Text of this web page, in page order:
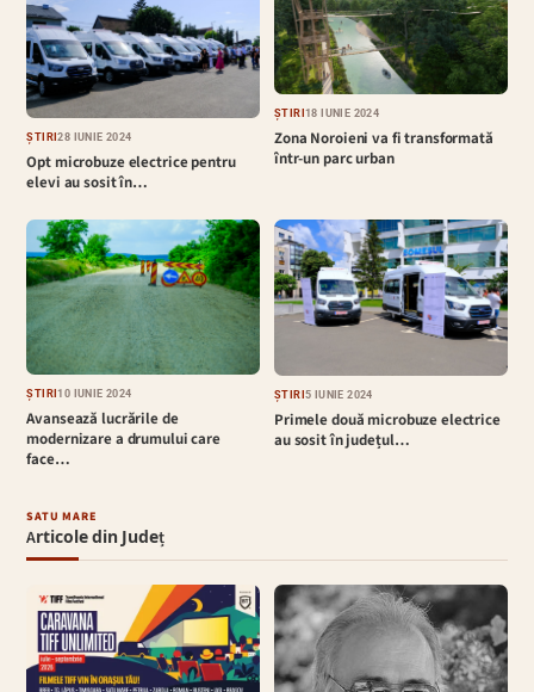
ȘTIRI28 IUNIE 2024
Opt microbuze electrice pentru
elevi au sosit în…
ȘTIRI18 IUNIE 2024
Zona Noroieni va fi transformată
într-un parc urban
ȘTIRI10 IUNIE 2024
Avansează lucrările de
modernizare a drumului care
face…
ȘTIRI5 IUNIE 2024
Primele două microbuze electrice
au sosit în județul…
SATU MARE
Articole din Județ